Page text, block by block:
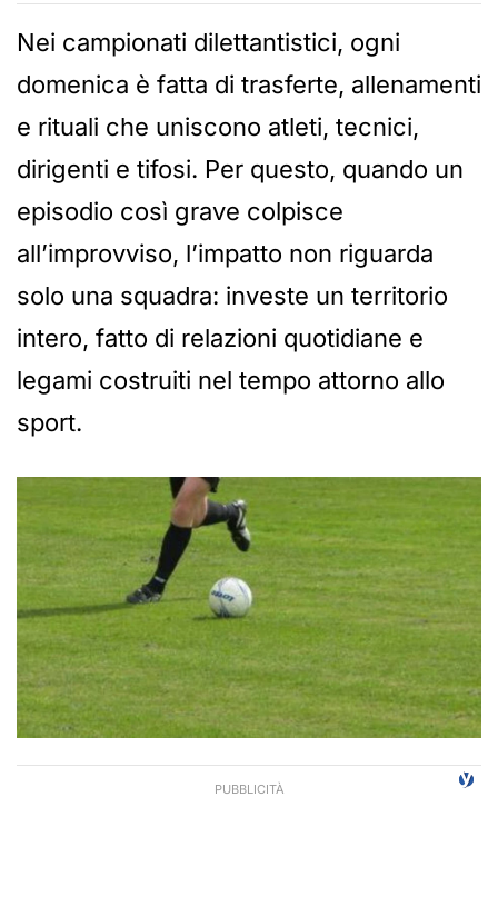
Nei campionati dilettantistici, ogni
domenica è fatta di trasferte, allenamenti
e rituali che uniscono atleti, tecnici,
dirigenti e tifosi. Per questo, quando un
episodio così grave colpisce
all’improvviso, l’impatto non riguarda
solo una squadra: investe un territorio
intero, fatto di relazioni quotidiane e
legami costruiti nel tempo attorno allo
sport.